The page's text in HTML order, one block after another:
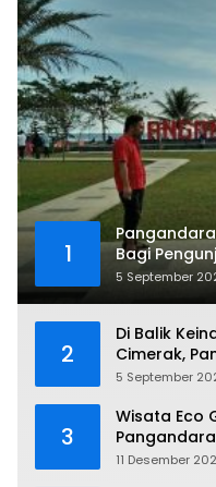
1
Bagi
5 September
2
Di Balik
Cimerak,
5 September
3
Wisata Eco
11 Desember